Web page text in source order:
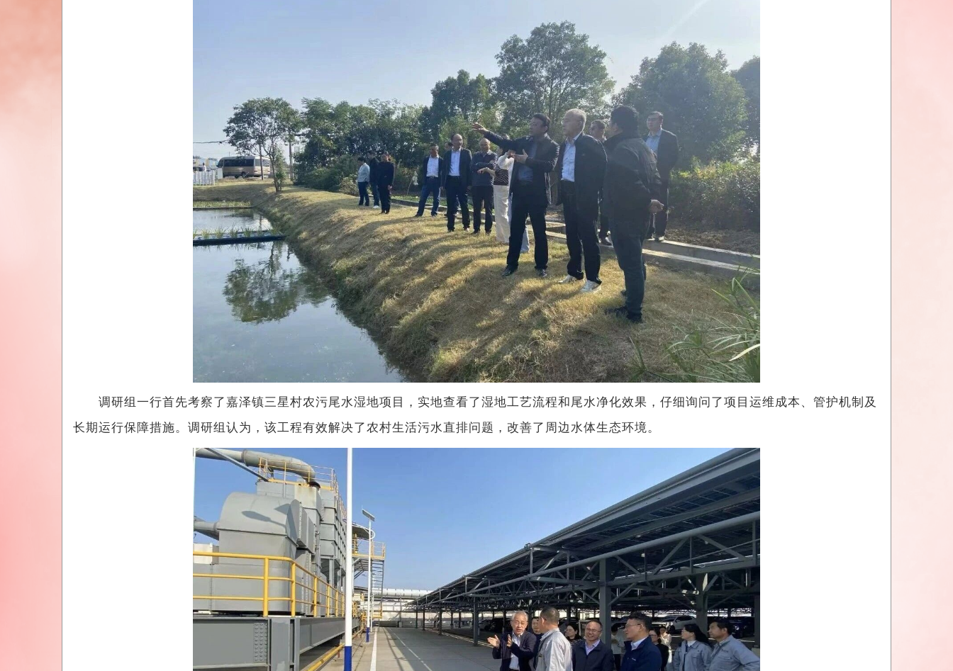
调研组一行首先考察了嘉泽镇三星村农污尾水湿地项目，实地查看了湿地工艺流程和尾水净化效果，仔细询问了项目运维成本、管护机制及
长期运行保障措施。调研组认为，该工程有效解决了农村生活污水直排问题，改善了周边水体生态环境。